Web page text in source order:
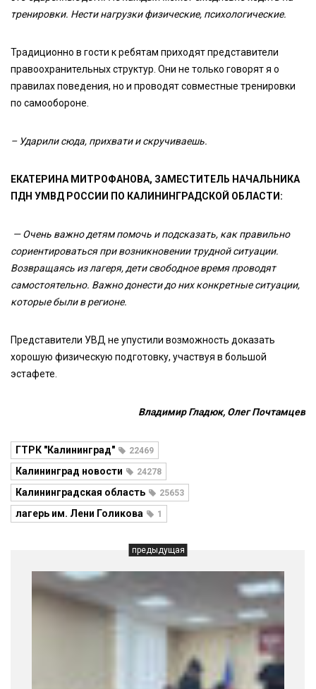
тренировки. Нести нагрузки физические, психологические.
Традиционно в гости к ребятам приходят представители
правоохранительных структур. Они не только говорят я о
правилах поведения, но и проводят совместные тренировки
по самообороне.
– Ударили сюда, прихвати и скручиваешь.
ЕКАТЕРИНА МИТРОФАНОВА, ЗАМЕСТИТЕЛЬ НАЧАЛЬНИКА
ПДН УМВД РОССИИ ПО КАЛИНИНГРАДСКОЙ ОБЛАСТИ:
— Очень важно детям помочь и подсказать, как правильно
сориентироваться при возникновении трудной ситуации.
Возвращаясь из лагеря, дети свободное время проводят
самостоятельно. Важно донести до них конкретные ситуации,
которые были в регионе.
Представители УВД не упустили возможность доказать
хорошую физическую подготовку, участвуя в большой
эстафете.
Владимир Гладюк, Олег Почтамцев
ГТРК "Калининград" 22469
Калининград новости 24278
Калининградская область 25653
лагерь им. Лени Голикова 1
предыдущая